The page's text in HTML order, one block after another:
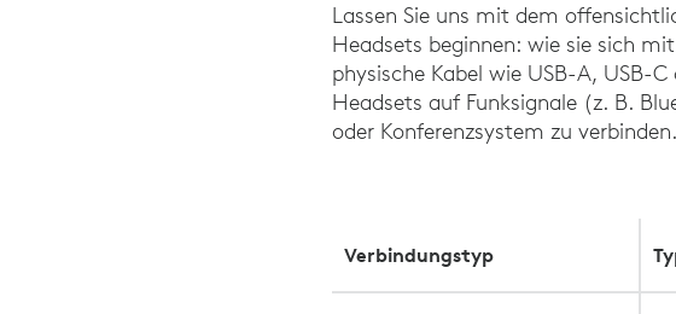
Lassen Sie uns mit dem
Headsets beginnen: wie sie sich
physische Kabel wie USB-A, USB-
Headsets auf Funksignale (z. B.
oder Konferenzsystem zu verbinden.
Verbindungstyp